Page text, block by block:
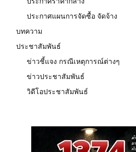
ประกาศแผนการจัดซื้อ จัดจ้าง
บทความ
ประชาสัมพันธ์
ข่าวชี้แจง กรณีเหตุการณ์ต่างๆ
ข่าวประชาสัมพันธ์
วิดีโอประชาสัมพันธ์